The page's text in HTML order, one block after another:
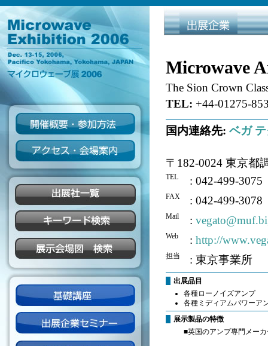
Microwave
The Sion Crown
TEL: +44-01275-
国内連絡先: ベガ
〒182-0024 東京都
TEL : 042-499-3075
FAX : 042-499-3078
Mail :
Web : http://
担当 : 東京事業所
出展品目
各種ローノイズアンプ
各種ミディアムパワーア
展示製品の特徴
■英国のアンプ専門メー